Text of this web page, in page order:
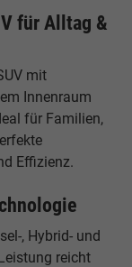
für Alltag &
mit
Innenraum
für Familien,
Effizienz.
, Hybrid- und
reicht